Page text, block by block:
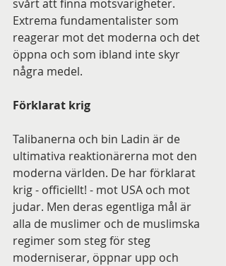
svårt att finna motsvarigheter.
Extrema fundamentalister som
reagerar mot det moderna och det
öppna och som ibland inte skyr
några medel.
Förklarat krig
Talibanerna och bin Ladin är de
ultimativa reaktionärerna mot den
moderna världen. De har förklarat
krig - officiellt! - mot USA och mot
judar. Men deras egentliga mål är
alla de muslimer och de muslimska
regimer som steg för steg
moderniserar, öppnar upp och